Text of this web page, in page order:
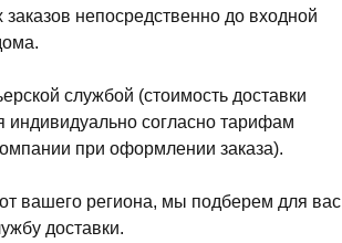
заказов непосредственно до входной
службой (стоимость доставки
индивидуально согласно тарифам
при оформлении заказа).
вашего региона, мы подберем для вас
доставки.